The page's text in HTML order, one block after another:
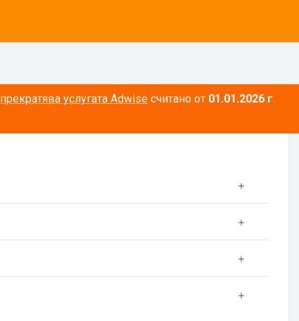
прекратява услугата Adwiseсчитано от 01.01.2026 г.